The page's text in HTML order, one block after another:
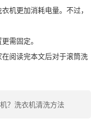
机更加消耗电量。不过，
需固定。
阅读完本文后对于滚筒洗
？洗衣机清洗方法